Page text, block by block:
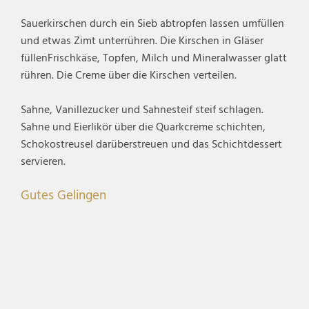
Sauerkirschen durch ein Sieb abtropfen lassen umfüllen
und etwas Zimt unterrühren. Die Kirschen in Gläser
füllenFrischkäse, Topfen, Milch und Mineralwasser glatt
rühren. Die Creme über die Kirschen verteilen.
Sahne, Vanillezucker und Sahnesteif steif schlagen.
Sahne und Eierlikör über die Quarkcreme schichten,
Schokostreusel darüberstreuen und das Schichtdessert
servieren.
Gutes Gelingen